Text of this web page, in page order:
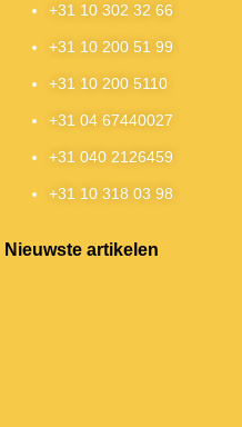
+31 10 302 32 66
+31 10 200 51 99
+31 10 200 5110
+31 04 67440027
+31 040 2126459
+31 10 318 03 98
Nieuwste artikelen